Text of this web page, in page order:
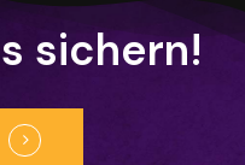
sichern!